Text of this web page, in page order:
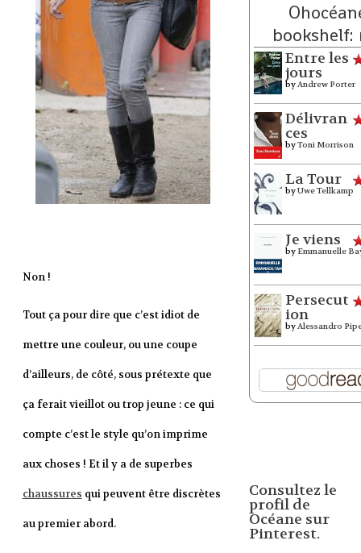
Non !
Tout ça pour dire que c’est idiot de
mettre une couleur, ou une coupe
d’ailleurs, de côté, sous prétexte que
ça ferait vieillot ou trop jeune : ce qui
compte c’est le style qu’on imprime
aux choses ! Et il y a de superbes
chaussures qui peuvent être discrètes
au premier abord.
bookshelf:
Entre les
jours
byAndrew Porter
Délivran
ces
byToni Morrison
La Tour
byUwe Tellkamp
Je viens
by Emmanuelle
Persecut
ion
byAlessandro
Consultez le
profil de
Océane sur
Pinterest.